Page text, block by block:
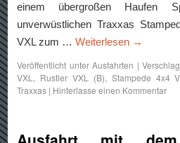
einem übergroßen Haufen
unverwüstlichen Traxxas
VXL zum … Weiterlesen →
Veröffentlicht unter Ausfahrten |
VXL , Rustler VXL (B), Stampede 4x4
Traxxas | Hinterlasse einen Kommentar